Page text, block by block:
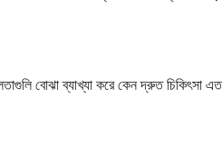
বোঝা ব্যাখ্যা করে কেন দ্রুত চিকিৎসা